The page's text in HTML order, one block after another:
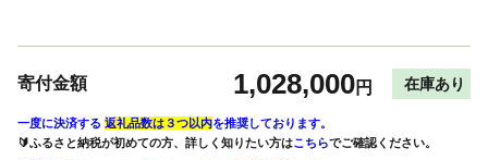
寄付金額 1,028,000円 在庫あり
一度に決済する 返礼品数は３つ以内を推奨しております。
🔰ふるさと納税が初めての方、詳しく知りたい方はこちらでご確認ください。